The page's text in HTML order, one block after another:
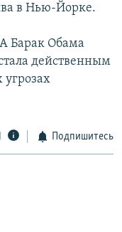
в Нью-Йорке.
Барак Обама
действенным
Подпишитесь